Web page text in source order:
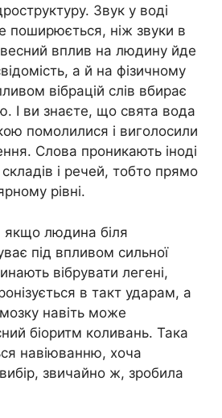
Звук у воді
поширюється, ніж звуки в
вплив на людину йде
а й на фізичному
вібрацій слів вбирає
І ви знаєте, що свята вода
помолилися і виголосили
Слова проникають іноді
складів і речей, тобто прямо
рівні.
якщо людина біля
під впливом сильної
вібрувати легені,
в такт ударам, а
мозку навіть може
біоритм коливань. Така
навіюванню, хоча
звичайно ж, зробила